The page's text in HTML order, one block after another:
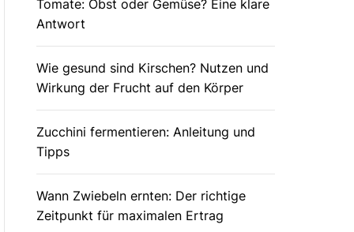
Tomate: Obst oder Gemüse? Eine klare
Antwort
Wie gesund sind Kirschen? Nutzen und
Wirkung der Frucht auf den Körper
Zucchini fermentieren: Anleitung und
Tipps
Wann Zwiebeln ernten: Der richtige
Zeitpunkt für maximalen Ertrag